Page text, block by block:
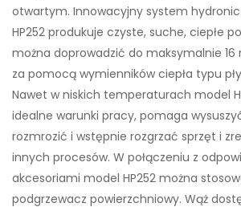
otwartym. Innowacyjny system
HP252 produkuje czyste, suche, ciepłe
można doprowadzić do maksymalnie 16
za pomocą wymienników ciepła typu
Nawet w niskich temperaturach model
idealne warunki pracy, pomaga
rozmrozić i wstępnie rozgrzać sprzęt i
innych procesów. W połączeniu z
akcesoriami model HP252 można
podgrzewacz powierzchniowy. Wąż